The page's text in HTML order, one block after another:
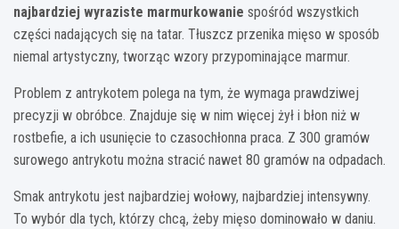
najbardziej wyraziste marmurkowanie spośród wszystkich
części nadających się na tatar. Tłuszcz przenika mięso w sposób
niemal artystyczny, tworząc wzory przypominające marmur.
Problem z antrykotem polega na tym, że wymaga prawdziwej
precyzji w obróbce. Znajduje się w nim więcej żył i błon niż w
rostbefie, a ich usunięcie to czasochłonna praca. Z 300 gramów
surowego antrykotu można stracić nawet 80 gramów na odpadach.
Smak antrykotu jest najbardziej wołowy, najbardziej intensywny.
To wybór dla tych, którzy chcą, żeby mięso dominowało w daniu.